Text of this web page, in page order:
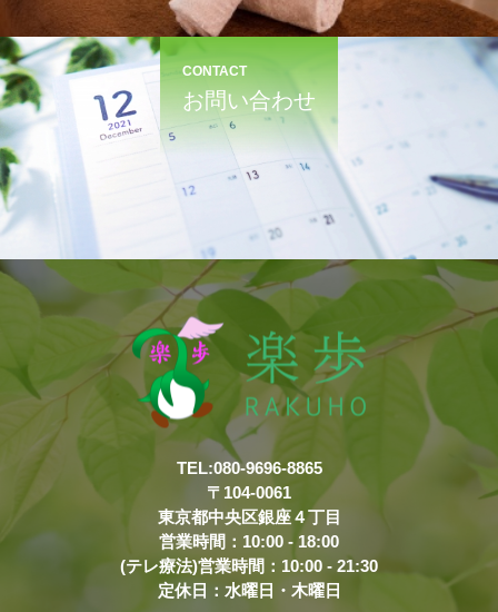
CONTACT
お問い合わせ
TEL:080-9696-8865
〒104-0061
東京都中央区銀座４丁目
営業時間：10:00 - 18:00
(テレ療法)営業時間：10:00 - 21:30
定休日：水曜日・木曜日